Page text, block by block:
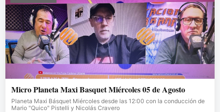
Micro Planeta Maxi Basquet Miércoles 05 de Agosto
Planeta Maxi Básquet Miércoles desde las 12:00 con la conducción de
Mario "Quico" Pistelli y Nicolás Cravero